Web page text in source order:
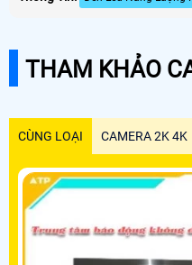
THAM KHẢO
CÙNG LOẠI CAMERA 2K 4K